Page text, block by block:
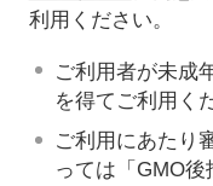
利用ください。
ご利用者が未成
を得てご利用く
ご利用にあたり
っては「GMO